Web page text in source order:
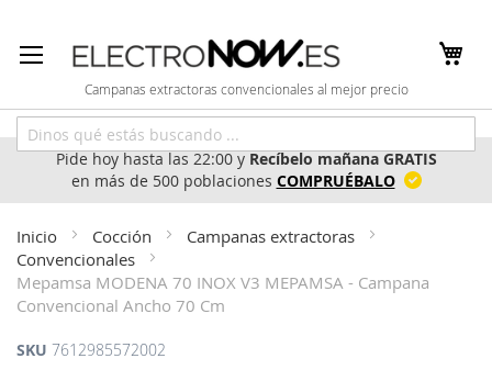
al
contenido
Campanas extractoras convencionales al mejor precio
Pide hoy hasta las 22:00 yRecíbelo mañana GRATIS
en más de 500 poblaciones COMPRUÉBALO
Inicio Cocción
Campanas extractoras
Convencionales
Mepamsa MODENA 70 INOX V3 MEPAMSA - Campana
Convencional Ancho 70 Cm
SKU 7612985572002